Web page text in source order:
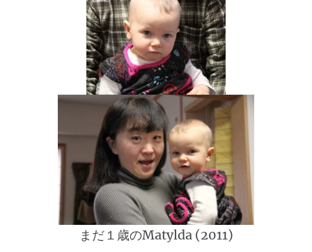
まだ１歳のMatylda (2011)